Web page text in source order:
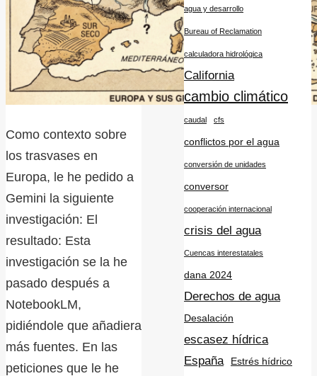
Como contexto sobre
los trasvases en
Europa, le he pedido a
Gemini la siguiente
investigación: El
resultado: Esta
investigación se la he
pasado después a
NotebookLM,
pidiéndole que añadiera
más fuentes. En las
peticiones que le he
agua y desarrollo
Bureau of Reclamation
calculadora hidrológica
California
cambio climático
caudal cfs
conflictos por el agua
conversión de unidades
conversor
cooperación internacional
crisis del agua
Cuencas interestatales
dana 2024
Derechos de agua
Desalación
escasez hídrica
España
Estrés hídrico